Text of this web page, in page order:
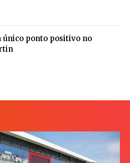
único ponto positivo no